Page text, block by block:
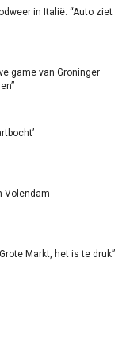
in Italië: “Auto ziet
game van Groninger
Volendam
Markt, het is te druk”